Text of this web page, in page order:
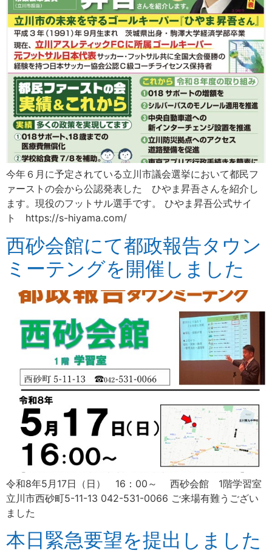
今年６月に予定されている立川市議会選挙において都民フ
ァーストの会から公認発表した ひやま昇吾さんを紹介し
ます。現役のフットサル選手です。 ひやま昇吾公式サイ
ト https://s-hiyama.com/
西砂会館にて都政報告タウン
ミーテングを開催しました
令和8年5月17日（日） 16：00～ 西砂会館 1階学習室
立川市西砂町5-11-13 042-531-0066 ご来場有難うござい
ました
本日緊急要望を提出しました